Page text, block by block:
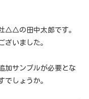
△△の田中太郎です。
いました。
加サンプルが必要とな
でしょうか。